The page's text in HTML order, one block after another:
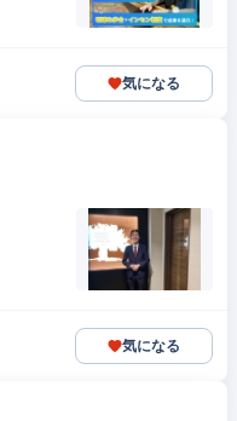
気になる
気になる